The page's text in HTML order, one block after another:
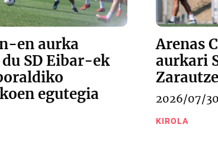
en aurka
SD Eibar-ek
egutegia
Arenas
aurkari
2026/07/30
KIROLA